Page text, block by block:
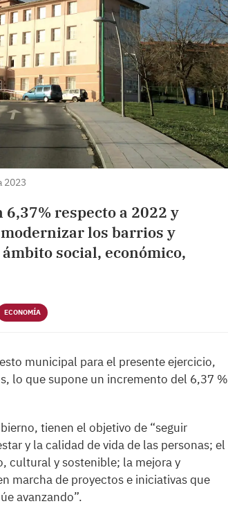
2023
respecto a 2022 y
los barrios y
social, económico,
ECONOMÍA
municipal para el presente ejercicio,
lo que supone un incremento del 6,37 %
tienen el objetivo de “seguir
y la calidad de vida de las personas; el
cultural y sostenible; la mejora y
marcha de proyectos e iniciativas que
avanzando”.